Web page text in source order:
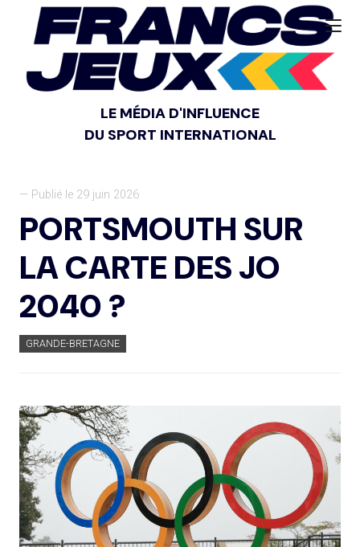
LE MÉDIA D'INFLUENCE
DU SPORT INTERNATIONAL
— Publié le 29 juin 2026
PORTSMOUTH SUR
LA CARTE DES JO
2040 ?
GRANDE-BRETAGNE